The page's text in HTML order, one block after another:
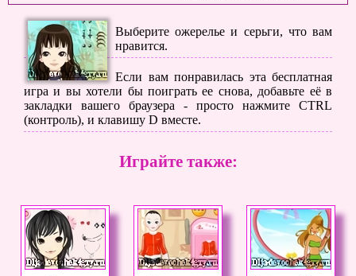
Выберите ожерелье и серьги, что вам
нравится.
Если вам понравилась эта бесплатная
игра и вы хотели бы поиграть ее снова, добавьте её в
закладки вашего браузера - просто нажмите CTRL
(контроль), и клавишу D вместе.
Играйте также: